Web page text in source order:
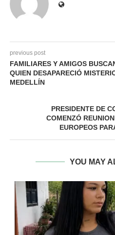
previous post
FAMILIARES Y AMIGOS
QUIEN DESAPARECIÓ
MEDELLÍN
PRESIDENTE DE
COMENZÓ
EUROPEOS
YOU MAY